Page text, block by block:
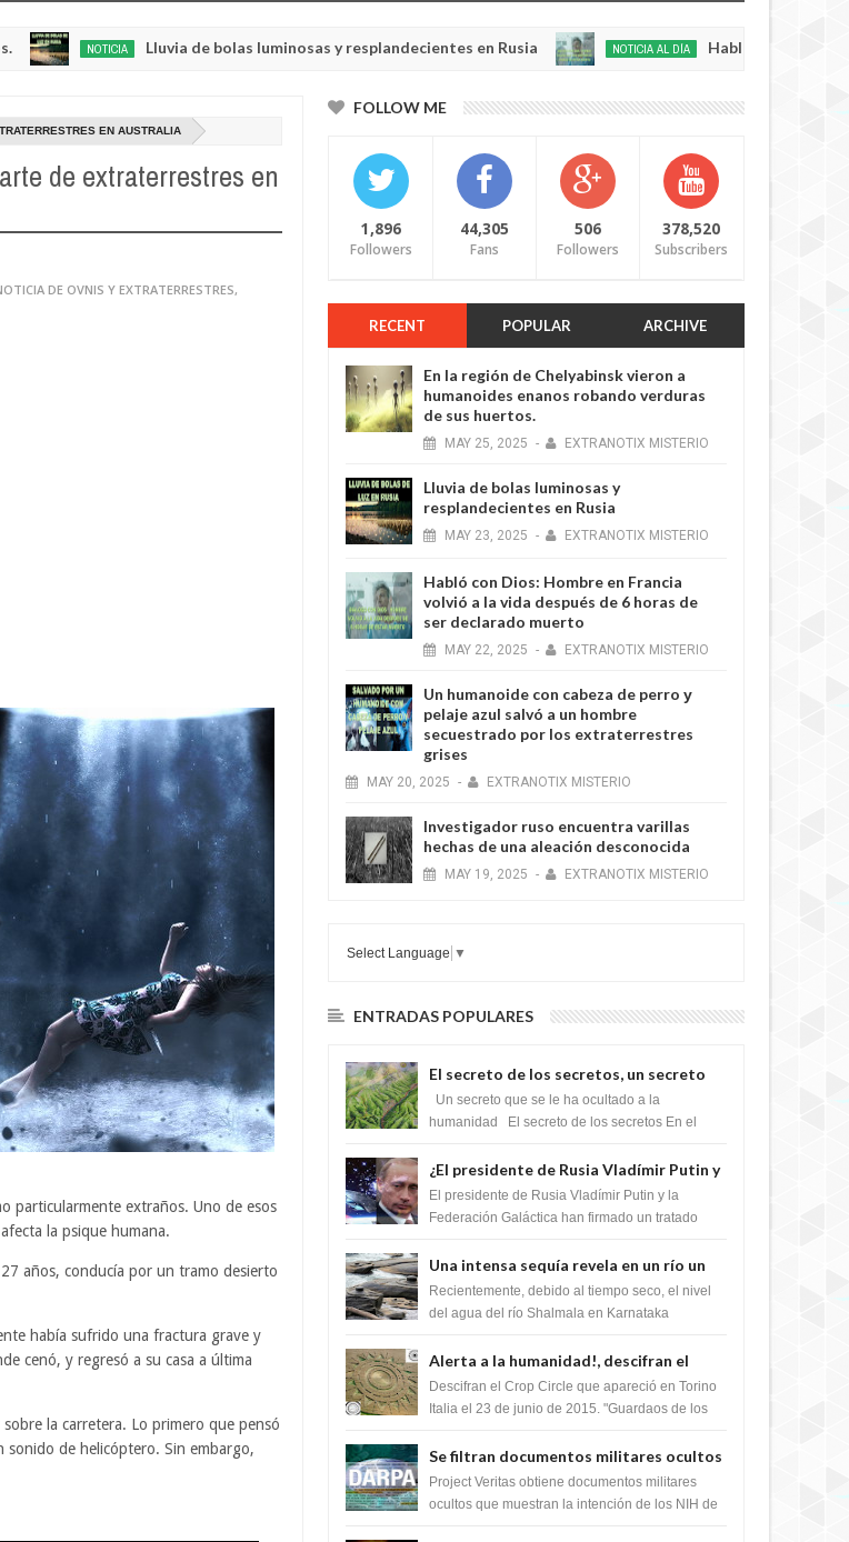
NOTICIA Lluvia de bolas luminosas y resplandecientes en Rusia
20250
NOTICIA AL DÍA Habló con Dios: Hombre
EN AUSTRALIA
de extraterrestres en
DE OVNIS Y EXTRATERRESTRES,
particularmente extraños. Uno de esos
la psique humana.
años, conducía por un tramo desierto
había sufrido una fractura grave y
cenó, y regresó a su casa a última
la carretera. Lo primero que pensó
de helicóptero. Sin embargo,
FOLLOW ME
1,896
Followers
44,305
Fans
506
Followers
378,520
Subscribers
RECENT POPULAR ARCHIVE
En la región de Chelyabinsk vieron a
humanoides enanos robando verduras
de sus huertos.
MAY 25, 2025 - EXTRANOTIX MISTERIO
Lluvia de bolas luminosas y
resplandecientes en Rusia
MAY 23, 2025 - EXTRANOTIX MISTERIO
Habló con Dios: Hombre en Francia
volvió a la vida después de 6 horas de
ser declarado muerto
MAY 22, 2025 - EXTRANOTIX MISTERIO
Un humanoide con cabeza de perro у
pelaje azul salvó a un hombre
secuestrado por los extraterrestres
grises
MAY 20, 2025 - EXTRANOTIX MISTERIO
Investigador ruso encuentra varillas
hechas de una aleación desconocida
MAY 19, 2025 - EXTRANOTIX MISTERIO
Select Language ▼
ENTRADAS POPULARES
El secreto de los secretos, un secreto
que cambiaría por completo el destino
de la humanidad
Un secreto que se le ha ocultado a la
humanidad El secreto de los secretos En el
m...
¿El presidente de Rusia Vladímir Putin y
la Federación Galactica han firmado un
tratado para acabar con los Sionistas?
El presidente de Rusia Vladímir Putin y la
Federación Galáctica han firmado un tratado
Si...
Una intensa sequía revela en un río un
impresionante hallazgo de miles de
Shiva Lingas
Recientemente, debido al tiempo seco, el nivel
del agua del río Shalmala en Karnataka
Shiv...
Alerta a la humanidad!, descifran el
mensaje del Crop Circle de Torino ,Italia
Descifran el Crop Circle que apareció en Torino
Italia el 23 de junio de 2015. "Guardaos de los
Se filtran documentos militares ocultos
que muestran la intención de los NIH de
crear el SARS-CoV-2, utilizando la
Project Veritas obtiene documentos militares
ocultos que muestran la intención de los NIH de